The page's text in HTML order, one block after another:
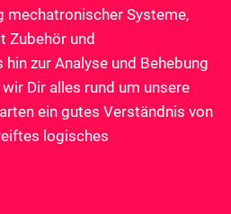
mechatronischer Systeme,
Zubehör und
zur Analyse und Behebung
Dir alles rund um unsere
ein gutes Verständnis von
logisches